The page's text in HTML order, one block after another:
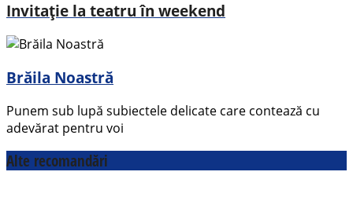
Invitație la teatru în weekend
Brăila Noastră
Punem sub lupă subiectele delicate care contează cu
adevărat pentru voi
Alte recomandări